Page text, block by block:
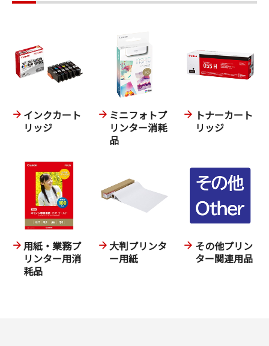
インクカート
リッジ
ミニフォトプ
リンター消耗
品
トナーカート
リッジ
用紙・業務プ
リンター用消
耗品
大判プリンタ
ー用紙
その他プリン
ター関連用品